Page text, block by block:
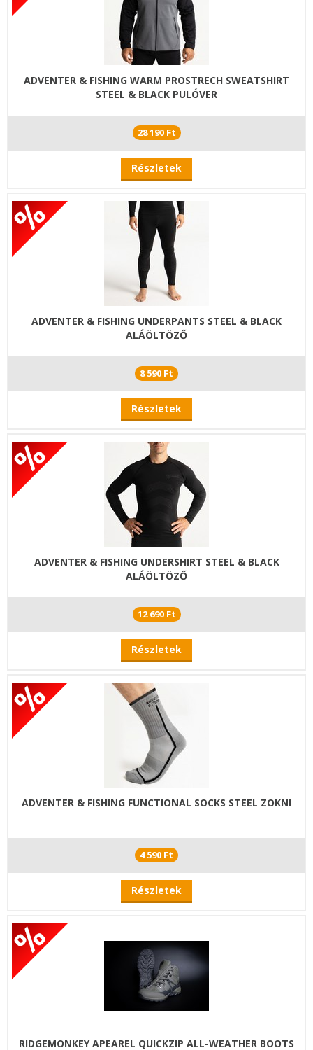
ADVENTER & FISHING WARM PROSTRECH SWEATSHIRT
STEEL & BLACK PULÓVER
28 190 Ft
Részletek
ADVENTER & FISHING UNDERPANTS STEEL & BLACK
ALÁÖLTÖZŐ
8 590 Ft
Részletek
ADVENTER & FISHING UNDERSHIRT STEEL & BLACK
ALÁÖLTÖZŐ
12 690 Ft
Részletek
ADVENTER & FISHING FUNCTIONAL SOCKS STEEL ZOKNI
4 590 Ft
Részletek
RIDGEMONKEY APEAREL QUICKZIP ALL-WEATHER BOOTS